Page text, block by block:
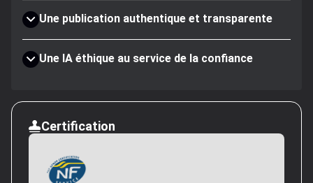
Une publication authentique et transparente
Une IA éthique au service de la confiance
Certification